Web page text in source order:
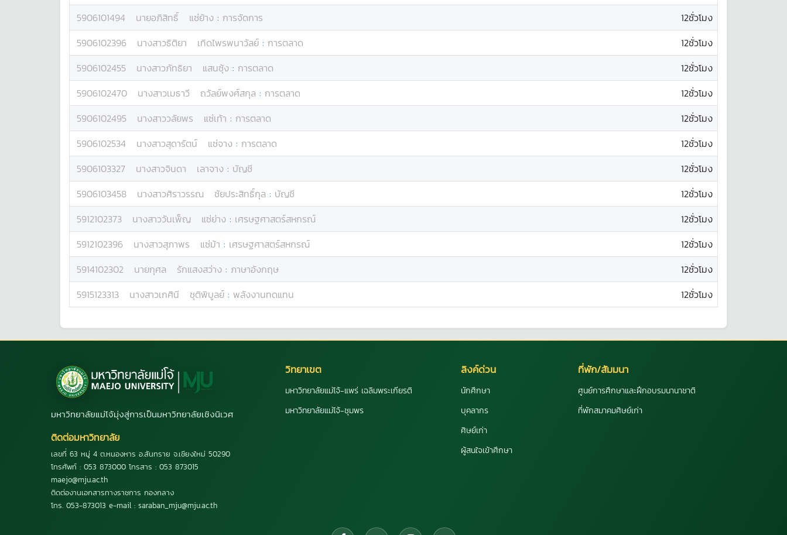
5906101494
นายอภิสิทธิ์ แซ่ย้าง : การจัดการ
12ชั่วโมง
5906102396
นางสาวธิติยา เทิดไพรพนาวัลย์ : การตลาด
12ชั่วโมง
5906102455
นางสาวภัทธิยา แสนซุ้ง : การตลาด
12ชั่วโมง
5906102470
นางสาวเมธาวี ถวัลย์พงศ์สกุล : การตลาด
12ชั่วโมง
5906102495
นางสาววลัยพร แซ่เท้า : การตลาด
12ชั่วโมง
5906102534
นางสาวสุดารัตน์ แซ่จาง : การตลาด
12ชั่วโมง
5906103327
นางสาวจินดา เลาจาง : บัญชี
12ชั่วโมง
5906103458
นางสาวศิราวรรณ ชัยประสิทธิ์กุล : บัญชี
12ชั่วโมง
5912102373
นางสาววันเพ็ญ แซ่ย่าง : เศรษฐศาสตร์สหกรณ์
12ชั่วโมง
5912102396
นางสาวสุภาพร แซ่ม้า : เศรษฐศาสตร์สหกรณ์
12ชั่วโมง
5914102302
นายกุศล รักแสงสว่าง : ภาษาอังกฤษ
12ชั่วโมง
5915123313
นางสาวเกศินี ชุติพิบูลย์ : พลังงานทดแทน 12ชั่วโมง
มหาวิทยาลัยแม่โจ้มุ่งสู่การเป็นมหาวิทยาลัยเชิงนิเวศ
ติดต่อมหาวิทยาลัย
เลขที่ 63 หมู่ 4 ต.หนองหาร อ.สันทราย จ.เชียงใหม่ 50290
โทรศัพท์ : 053 873000 โทรสาร : 053 873015
maejo@mju.ac.th
ติดต่องานเอกสารทางราชการ กองกลาง
โทร. 053-873013 e-mail : saraban_mju@mju.ac.th
วิทยาเขต
มหาวิทยาลัยแม่โจ้-แพร่ เฉลิมพระเกียรติ
มหาวิทยาลัยแม่โจ้-ชุมพร
ลิงค์ด่วน
นักศึกษา
บุคลากร
ศิษย์เก่า
ผู้สนใจเข้าศึกษา
ที่พัก/สัมมนา
ศูนย์การศึกษาและฝึกอบรมนานาชาติ
ที่พักสมาคมศิษย์เก่า